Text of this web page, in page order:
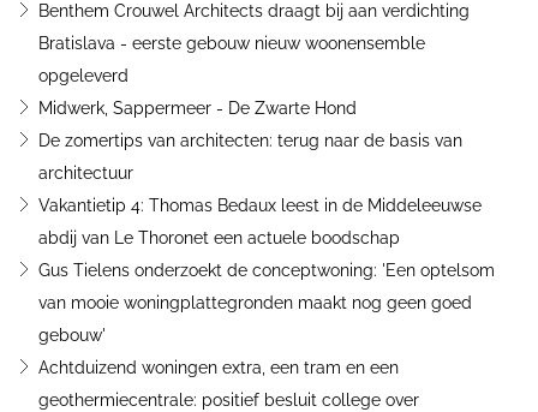
Benthem Crouwel Architects draagt bij aan verdichting
Bratislava - eerste gebouw nieuw woonensemble
opgeleverd
Midwerk, Sappermeer - De Zwarte Hond
De zomertips van architecten: terug naar de basis van
architectuur
Vakantietip 4: Thomas Bedaux leest in de Middeleeuwse
abdij van Le Thoronet een actuele boodschap
Gus Tielens onderzoekt de conceptwoning: 'Een optelsom
van mooie woningplattegronden maakt nog geen goed
gebouw'
Achtduizend woningen extra, een tram en een
geothermiecentrale: positief besluit college over